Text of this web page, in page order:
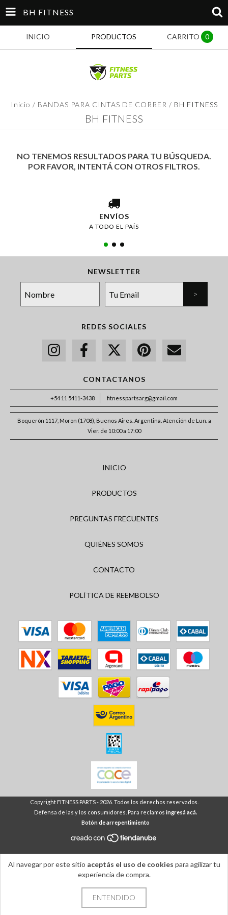
BH FITNESS
INICIO PRODUCTOS CARRITO 0
Al navegar por este sitio aceptás el uso de cookies para agilizar tu
experiencia de compra.
ENTENDIDO
Inicio / BANDAS PARA CINTAS DE CORRER / BH FITNESS
BH FITNESS
NO TENEMOS RESULTADOS PARA TU BÚSQUEDA.
POR FAVOR, INTENTÁ CON OTROS FILTROS.
ENVÍOS
A TODO EL PAÍS
NEWSLETTER
REDES SOCIALES
CONTACTANOS
+54 11 5411-3438 fitnesspartsarg@gmail.com
Boquerón 1117, Moron (1708), Buenos Aires. Argentina. Atención de Lun. a
Vier. de 10:00 a 17:00
INICIO
PRODUCTOS
PREGUNTAS FRECUENTES
QUIÉNES SOMOS
CONTACTO
POLÍTICA DE REEMBOLSO
Copyright FITNESS PARTS - 2026. Todos los derechos reservados.
Defensa de las y los consumidores. Para reclamos ingresá acá.
Botón de arrepentimiento